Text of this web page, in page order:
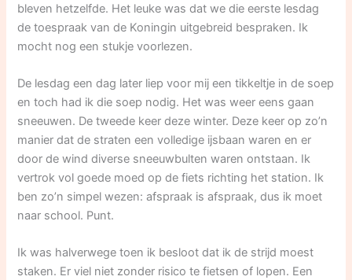
bleven hetzelfde. Het leuke was dat we die eerste lesdag
de toespraak van de Koningin uitgebreid bespraken. Ik
mocht nog een stukje voorlezen.
De lesdag een dag later liep voor mij een tikkeltje in de soep
en toch had ik die soep nodig. Het was weer eens gaan
sneeuwen. De tweede keer deze winter. Deze keer op zo’n
manier dat de straten een volledige ijsbaan waren en er
door de wind diverse sneeuwbulten waren ontstaan. Ik
vertrok vol goede moed op de fiets richting het station. Ik
ben zo’n simpel wezen: afspraak is afspraak, dus ik moet
naar school. Punt.
Ik was halverwege toen ik besloot dat ik de strijd moest
staken. Er viel niet zonder risico te fietsen of lopen. Een